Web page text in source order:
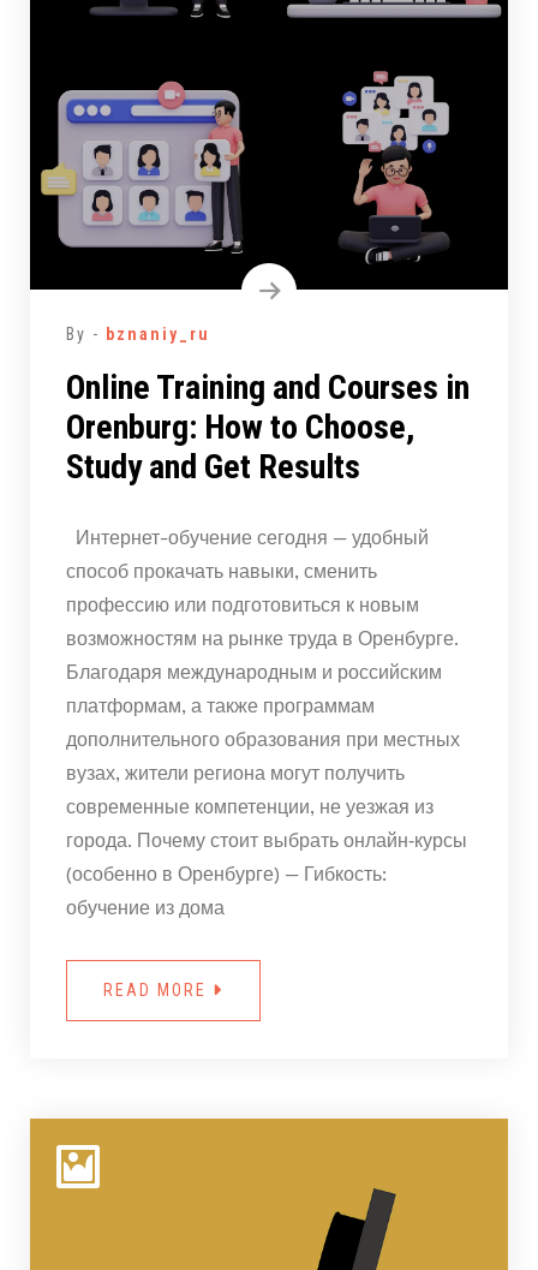
By - bznaniy_ru
Online Training and Courses in
Orenburg: How to Choose,
Study and Get Results
Интернет-обучение сегодня — удобный
способ прокачать навыки, сменить
профессию или подготовиться к новым
возможностям на рынке труда в Оренбурге.
Благодаря международным и российским
платформам, а также программам
дополнительного образования при местных
вузах, жители региона могут получить
современные компетенции, не уезжая из
города. Почему стоит выбрать онлайн‑курсы
(особенно в Оренбурге) — Гибкость:
обучение из дома
READ MORE